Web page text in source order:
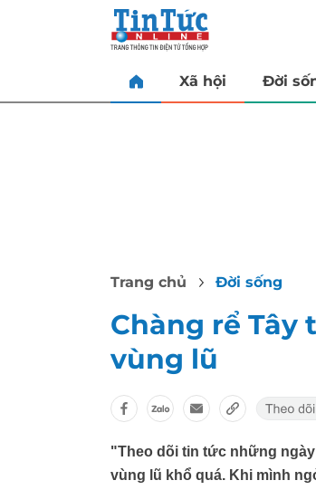
Xã hội Đời
Trang chủ Đời sống
Chàng rể Tây
vùng lũ
"Theo dõi tin tức những
vùng lũ khổ quá. Khi mình